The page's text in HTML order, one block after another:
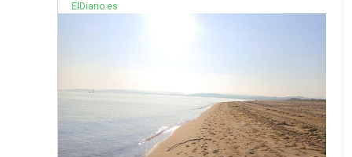
ElDiario.es